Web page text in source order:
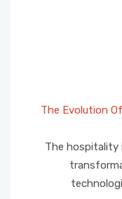
The Evolution
The hospitality